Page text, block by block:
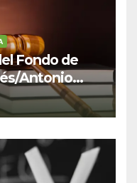
Fondo de
Antonio
de